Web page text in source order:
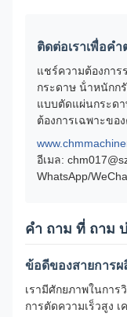
ติดต่อเราเพื่อคํ
แชร์ความต้องการ
กระดาษ น้ําหนักก
แบบตัดแผ่นกระด
ต้องการเฉพาะขอ
อีเมล:
WhatsApp/
คํา ถาม ที่ ถาม
ข้อดีของสายการผ
เรามีศักยภาพในกา
การตัดความเร็วสูง